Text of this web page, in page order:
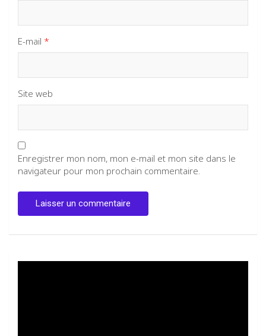
E-mail *
Site web
Enregistrer mon nom, mon e-mail et mon site dans le
navigateur pour mon prochain commentaire.